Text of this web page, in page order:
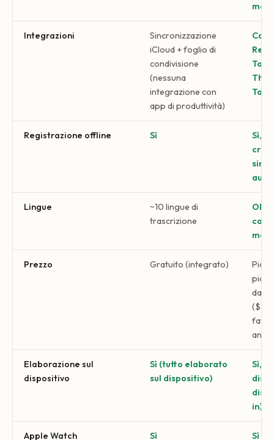
Integrazioni
Sincronizzazione
iCloud + foglio di
condivisione
(nessuna
integrazione con
app di produttività)
Registrazione offline Sì
Sì,
Lingue
~10 lingue di
trascrizione
Prezzo Gratuito (integrato)
piani
da
Elaborazione sul
dispositivo
Sì (tutto elaborato
sul dispositivo)
Sì,
in)
Apple Watch Sì Sì